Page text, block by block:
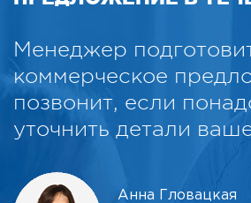
Менеджер
коммерческое
позвонит, если
уточнить детали
Анна Гловацкая